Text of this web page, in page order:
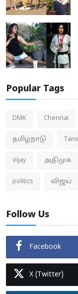
Popular Tags
DMK Chennai
தமிழ்நாடு
Vijay அதிமுக
politics விஜய்
Follow Us
Facebook
X (Twitter)